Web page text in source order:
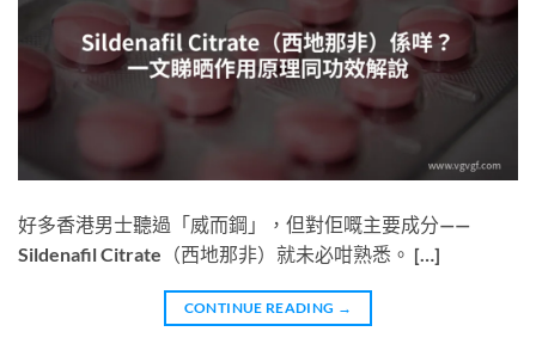
好多香港男士聽過「威而鋼」，但對佢嘅主要成分——
Sildenafil Citrate（西地那非）就未必咁熟悉。 […]
CONTINUE READING →